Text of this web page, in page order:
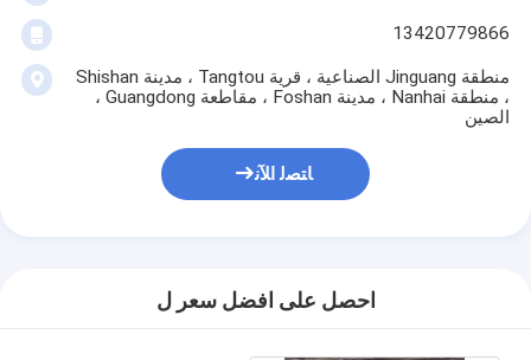
13420779866
منطقة Jinguang الصناعية ، قرية Tangtou ، مدينة Shishan
، منطقة Nanhai ، مدينة Foshan ، مقاطعة Guangdong ،
الصين
ﺎﺘﺼﻟ ﺍﻶﻧ
احصل على افضل سعر ل